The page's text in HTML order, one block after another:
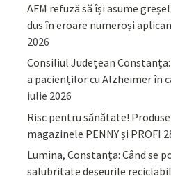
AFM refuză să își asume
dus în eroare numeroși
2026
Consiliul Județean
a pacienților cu Alzheimer în
iulie 2026
Risc pentru sănătate!
magazinele PENNY și PROFI
Lumina, Constanța: Când se
salubritate deșeurile